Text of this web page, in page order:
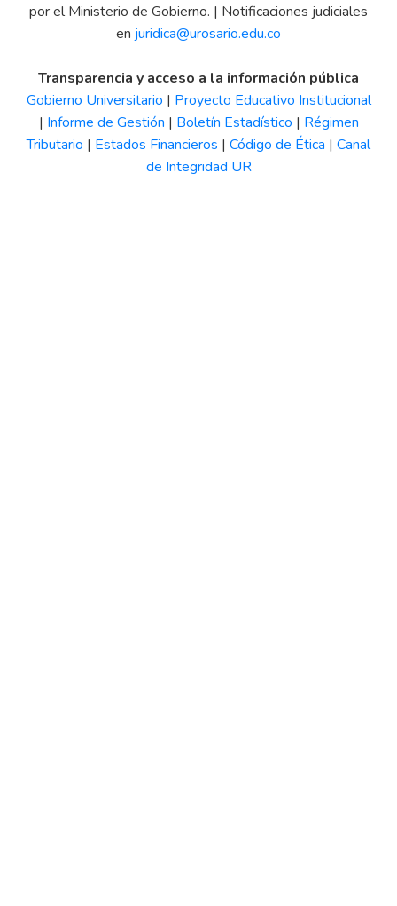
por el Ministerio de Gobierno. | Notificaciones judiciales
en juridica@urosario.edu.co
Transparencia y acceso a la información pública
Gobierno Universitario | Proyecto Educativo Institucional
| Informe de Gestión | Boletín Estadístico | Régimen
Tributario | Estados Financieros | Código de Ética | Canal
de Integridad UR